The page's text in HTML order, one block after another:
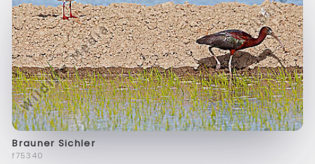
Brauner Sichler
f75340